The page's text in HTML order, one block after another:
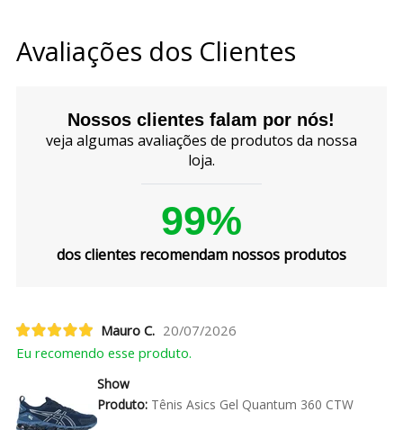
Avaliações dos Clientes
Nossos clientes falam por nós!
veja algumas avaliações de produtos da nossa
loja.
99%
dos clientes recomendam nossos produtos
Mauro C. 20/07/2026
Eu recomendo esse produto.
Show
Produto:Tênis Asics Gel Quantum 360 CTW